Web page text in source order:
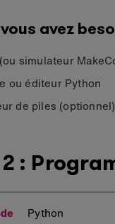
avez
simulateur
ou éditeur Python
de piles (optionnel)
:
Python